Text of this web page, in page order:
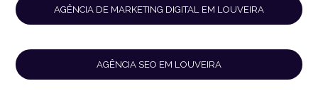
AGÊNCIA DE MARKETING DIGITAL EM LOUVEIRA
AGÊNCIA SEO EM LOUVEIRA